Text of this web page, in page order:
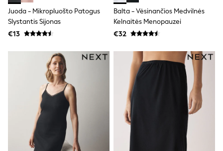
Sun Hats & Caps
All Footwear
New In
Boots
Slippers
Trainers
Wellies
Wide Fit
Shoes
All Underwear
New In
Nighties
Pyjamas
Socks & Tights
Juoda - Mikropluošto Patogus
Slystantis Sijonas
€13
Balta - Vėsinančios Medvilnės
Kelnaitės Menopauzei
€32